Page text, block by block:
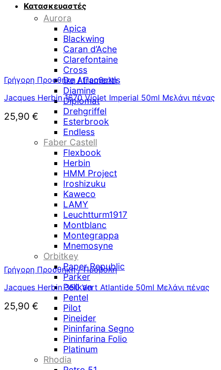
Κατασκευαστές
Aurora
Apica
Blackwing
Caran d’Ache
Clarefontaine
Cross
De Atramentis
Diamine
Diplomat
Drehgriffel
Esterbrook
Endless
Faber Castell
Flexbook
Herbin
HMM Project
Iroshizuku
Kaweco
LAMY
Leuchtturm1917
Montblanc
Montegrappa
Mnemosyne
Orbitkey
Paper Republic
Parker
Pelikan
Pentel
Pilot
Pineider
Pininfarina Segno
Pininfarina Folio
Platinum
Rhodia
Γρήγορη Προσθήκη / Προβολή
Jacques Herbin 1670 Violet Imperial 50ml Μελάνι πένας
25,90 €
Γρήγορη Προσθήκη / Προβολή
Jacques Herbin 350 Vert Atlantide 50ml Μελάνι πένας
25,90 €